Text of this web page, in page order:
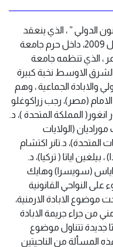
الدولي ” ، الذي ينعقد
على مدى يومين متتاليين في 3 و 4 ايلول 2009، داخل حرم جامعة
، الذي تنظمه جامعة
الشرق الاوسط نخبة كبيرة
والابادة الجماعية ، وهم
(مصر)، رجب زراكوغلو
انغور( المملكة المتحدة )، د.
(الولايات
المتحدة)، د.تانر اكتشام
اياتا ( تركيا)، د.
(سويسرا) وهايك
على النواحي القانونية
موضوع الابادة الارمنية،
من جراء جريمة الابادة
جديدة تتناول موضوع
المسألة من الناحيتين